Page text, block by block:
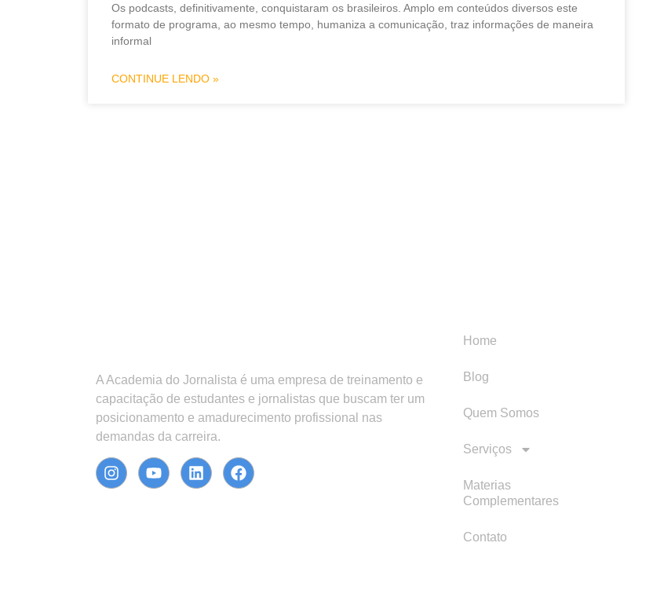
Os podcasts, definitivamente, conquistaram os brasileiros. Amplo em conteúdos diversos este
formato de programa, ao mesmo tempo, humaniza a comunicação, traz informações de maneira
informal
CONTINUE LENDO »
A Academia do Jornalista é uma empresa de treinamento e
capacitação de estudantes e jornalistas que buscam ter um
posicionamento e amadurecimento profissional nas
demandas da carreira.
Home
Blog
Quem Somos
Serviços
Materias
Complementares
Contato